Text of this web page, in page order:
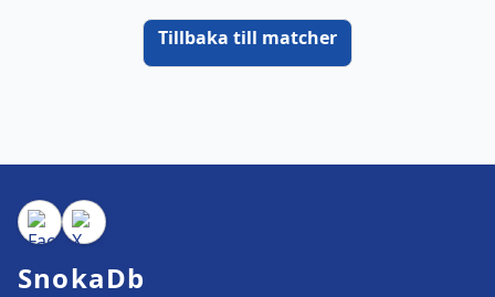
Tillbaka till matcher
SnokaDb